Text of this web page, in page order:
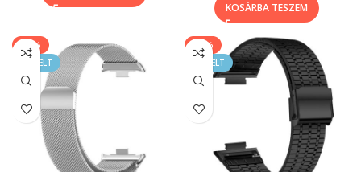
KOSÁRBA TESZEM
-17%
KIEMELT
-20%
KIEMELT